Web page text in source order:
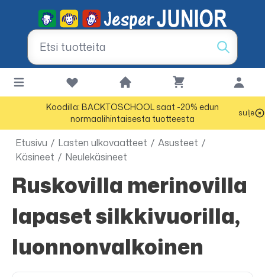
Koodilla: BACKTOSCHOOL saat -20% edun
normaalihintaisesta tuotteesta
sulje
Etusivu / Lasten ulkovaatteet / Asusteet /
Käsineet / Neulekäsineet
Ruskovilla merinovilla
lapaset silkkivuorilla,
luonnonvalkoinen